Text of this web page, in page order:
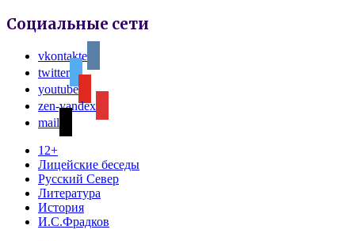
Социальные сети
vkontakte
twitter
youtube
zen-yandex
mail
12+
Лицейские беседы
Русский Север
Литература
История
И.С.Фрадков